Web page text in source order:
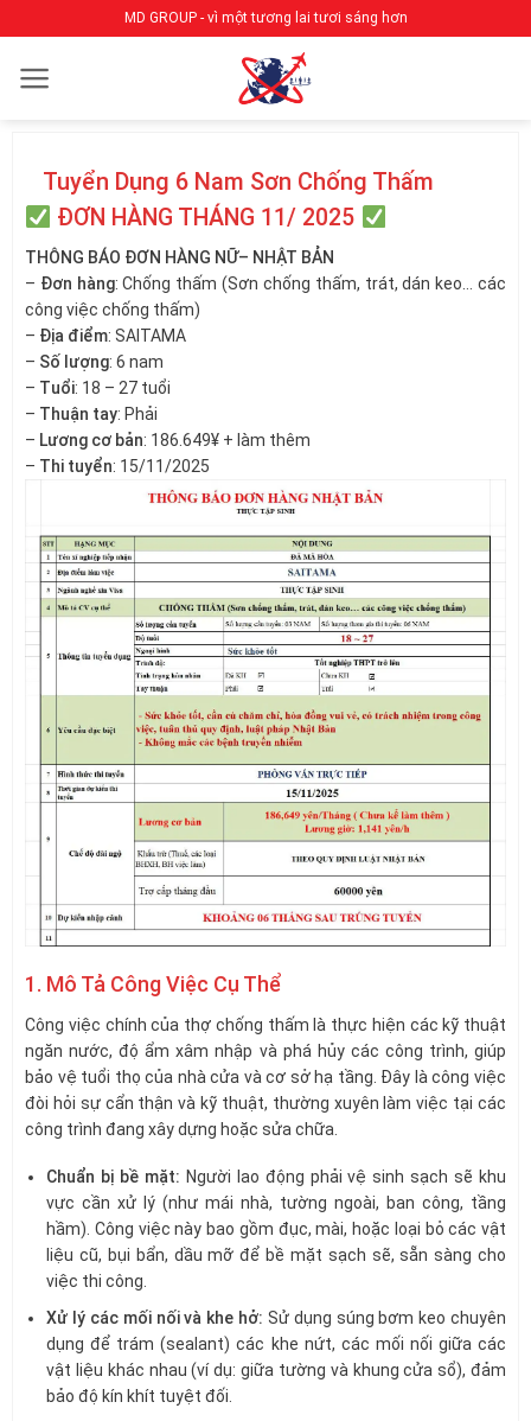
qua
nội
MD GROUP - vì một tương lai tươi sáng hơn
Tuyển Dụng 6 Nam Sơn Chống Thấm
ĐƠN HÀNG THÁNG 11/ 2025
THÔNG BÁO ĐƠN HÀNG NỮ– NHẬT BẢN
– Đơn hàng: Chống thấm (Sơn chống thấm, trát, dán keo… các
công việc chống thấm)
– Địa điểm: SAITAMA
– Số lượng: 6 nam
– Tuổi: 18 – 27 tuổi
– Thuận tay: Phải
– Lương cơ bản: 186.649¥ + làm thêm
– Thi tuyển: 15/11/2025
1. Mô Tả Công Việc Cụ Thể
Công việc chính của thợ chống thấm là thực hiện các kỹ thuật
ngăn nước, độ ẩm xâm nhập và phá hủy các công trình, giúp
bảo vệ tuổi thọ của nhà cửa và cơ sở hạ tầng. Đây là công việc
đòi hỏi sự cẩn thận và kỹ thuật, thường xuyên làm việc tại các
công trình đang xây dựng hoặc sửa chữa.
Chuẩn bị bề mặt: Người lao động phải vệ sinh sạch sẽ khu
vực cần xử lý (như mái nhà, tường ngoài, ban công, tầng
hầm). Công việc này bao gồm đục, mài, hoặc loại bỏ các vật
liệu cũ, bụi bẩn, dầu mỡ để bề mặt sạch sẽ, sẵn sàng cho
việc thi công.
Xử lý các mối nối và khe hở: Sử dụng súng bơm keo chuyên
dụng để trám (sealant) các khe nứt, các mối nối giữa các
vật liệu khác nhau (ví dụ: giữa tường và khung cửa sổ), đảm
bảo độ kín khít tuyệt đối.